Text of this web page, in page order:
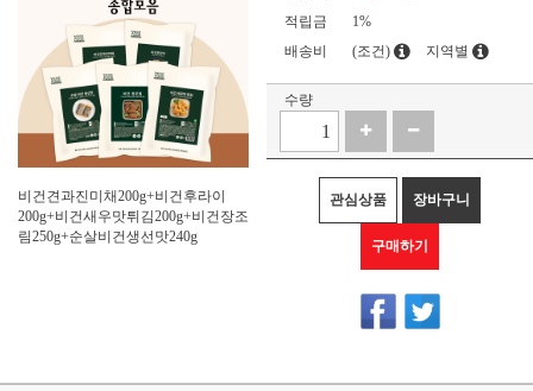
비건견과진미채200g+비건후라이
200g+비건새우맛튀김200g+비건장조
림250g+순살비건생선맛240g
적립금
1%
배송비
(조건) 지역별
수량
관심상품 장바구니
구매하기